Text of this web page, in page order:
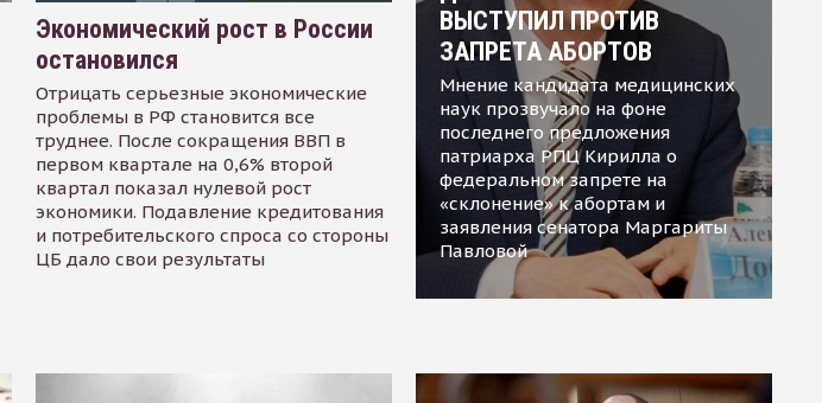
Экономический рост в России
остановился
Отрицать серьезные экономические
проблемы в РФ становится все
труднее. После сокращения ВВП в
первом квартале на 0,6% второй
квартал показал нулевой рост
экономики. Подавление кредитования
и потребительского спроса со стороны
ЦБ дало свои результаты
ВЫСТУПИЛ ПРОТИВ
ЗАПРЕТА АБОРТОВ
Мнение кандидата медицинских
наук прозвучало на фоне
последнего предложения
патриарха РПЦ Кирилла о
федеральном запрете на
«склонение» к абортам и
заявления сенатора Маргариты
Павловой